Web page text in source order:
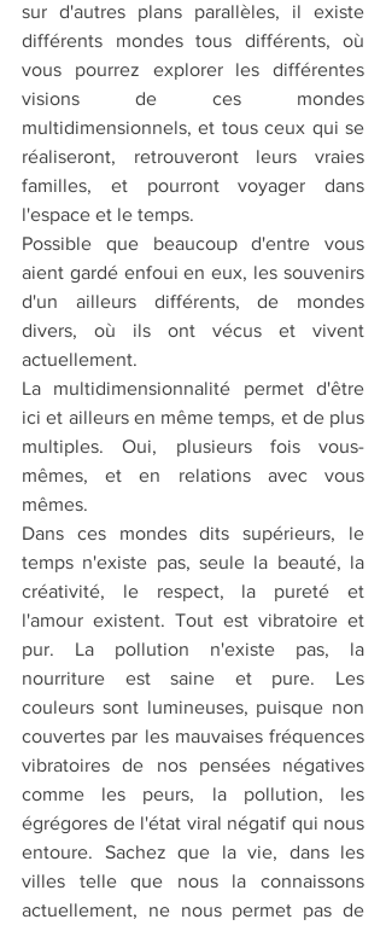
sur d'autres plans parallèles, il existe
différents mondes tous différents, où
vous pourrez explorer les différentes
visions de ces mondes
multidimensionnels, et tous ceux qui se
réaliseront, retrouveront leurs vraies
familles, et pourront voyager dans
l'espace et le temps.
Possible que beaucoup d'entre vous
aient gardé enfoui en eux, les souvenirs
d'un ailleurs différents, de mondes
divers, où ils ont vécus et vivent
actuellement.
La multidimensionnalité permet d'être
ici et ailleurs en même temps, et de plus
multiples. Oui, plusieurs fois vous-
mêmes, et en relations avec vous
mêmes.
Dans ces mondes dits supérieurs, le
temps n'existe pas, seule la beauté, la
créativité, le respect, la pureté et
l'amour existent. Tout est vibratoire et
pur. La pollution n'existe pas, la
nourriture est saine et pure. Les
couleurs sont lumineuses, puisque non
couvertes par les mauvaises fréquences
vibratoires de nos pensées négatives
comme les peurs, la pollution, les
égrégores de l'état viral négatif qui nous
entoure. Sachez que la vie, dans les
villes telle que nous la connaissons
actuellement, ne nous permet pas de